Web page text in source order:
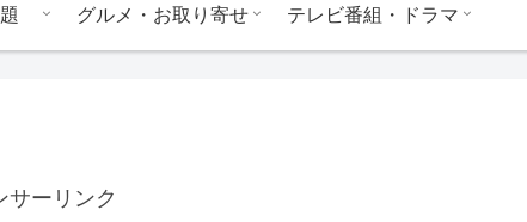
グルメ・お取り寄せ テレビ番組・ドラマ
サーリンク